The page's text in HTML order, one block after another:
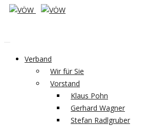
Verband
Wir für Sie
Vorstand
Klaus Pohn
Gerhard Wagner
Stefan Radlgruber